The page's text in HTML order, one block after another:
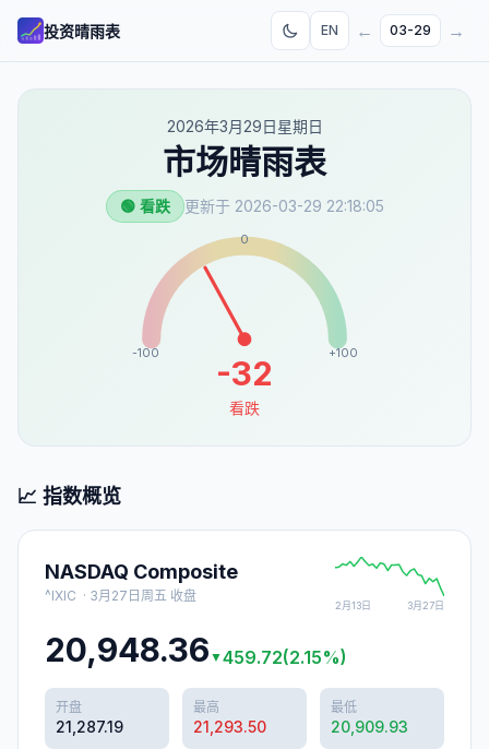
投资晴雨表 EN ← 03-29 →
2026年3月29日星期日
市场晴雨表
🟢 看跌 更新于 2026-03-29 22:18:05
-100
0
+100
-32
看跌
📈 指数概览
NASDAQ Composite
^IXIC · 3月27日周五 收盘
2月13日 3月27日
20,948.36 ▼459.72(2.15%)
开盘
21,287.19
最高
21,293.50
最低
20,909.93